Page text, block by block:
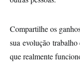
Compartilhe os
sua evolução
que realmente